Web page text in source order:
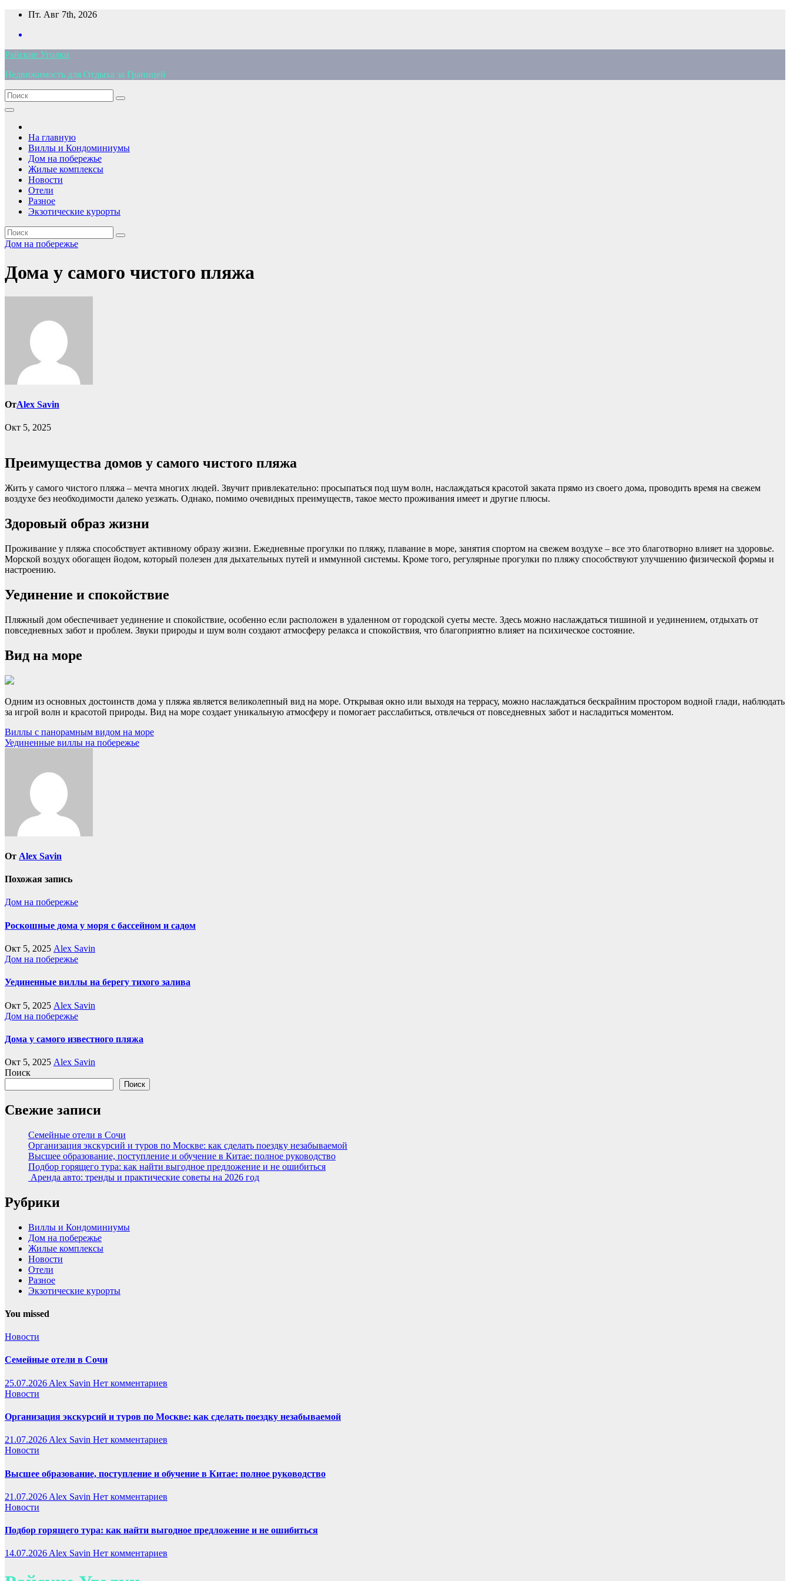
Перейти
содержимому
Пт. Авг 7th, 2026
Райские Уголки
Недвижимость для Отдыха за Границей
На главную
Виллы и Кондоминиумы
Дом на побережье
Жилые комплексы
Новости
Отели
Разное
Экзотические курорты
Дом на побережье
Дома у самого чистого пляжа
ОтAlex Savin
Окт 5, 2025
Преимущества домов у самого чистого пляжа
Жить у самого чистого пляжа – мечта многих людей. Звучит привлекательно: просыпаться под шум волн, наслаждаться красотой заката прямо из своего дома, проводить время на свежем
воздухе без необходимости далеко уезжать. Однако, помимо очевидных преимуществ, такое место проживания имеет и другие плюсы.
Здоровый образ жизни
Проживание у пляжа способствует активному образу жизни. Ежедневные прогулки по пляжу, плавание в море, занятия спортом на свежем воздухе – все это благотворно влияет на здоровье.
Морской воздух обогащен йодом, который полезен для дыхательных путей и иммунной системы. Кроме того, регулярные прогулки по пляжу способствуют улучшению физической формы и
настроению.
Уединение и спокойствие
Пляжный дом обеспечивает уединение и спокойствие, особенно если расположен в удаленном от городской суеты месте. Здесь можно наслаждаться тишиной и уединением, отдыхать от
повседневных забот и проблем. Звуки природы и шум волн создают атмосферу релакса и спокойствия, что благоприятно влияет на психическое состояние.
Вид на море
Одним из основных достоинств дома у пляжа является великолепный вид на море. Открывая окно или выходя на террасу, можно наслаждаться бескрайним простором водной глади, наблюдать
за игрой волн и красотой природы. Вид на море создает уникальную атмосферу и помогает расслабиться, отвлечься от повседневных забот и насладиться моментом.
Навигация
по
Виллы с панорамным видом на море
Уединенные виллы на побережье
От Alex Savin
Похожая запись
Дом на побережье
Роскошные дома у моря с бассейном и садом
Окт 5, 2025 Alex Savin
Дом на побережье
Уединенные виллы на берегу тихого залива
Окт 5, 2025 Alex Savin
Дом на побережье
Дома у самого известного пляжа
Окт 5, 2025 Alex Savin
Поиск
Поиск
Свежие записи
Семейные отели в Сочи
Организация экскурсий и туров по Москве: как сделать поездку незабываемой
Высшее образование, поступление и обучение в Китае: полное руководство
Подбор горящего тура: как найти выгодное предложение и не ошибиться
Аренда авто: тренды и практические советы на 2026 год
Рубрики
Виллы и Кондоминиумы
Дом на побережье
Жилые комплексы
Новости
Отели
Разное
Экзотические курорты
You missed
Новости
Семейные отели в Сочи
25.07.2026 Alex Savin Нет комментариев
Новости
Организация экскурсий и туров по Москве: как сделать поездку незабываемой
21.07.2026 Alex Savin Нет комментариев
Новости
Высшее образование, поступление и обучение в Китае: полное руководство
21.07.2026 Alex Savin Нет комментариев
Новости
Подбор горящего тура: как найти выгодное предложение и не ошибиться
14.07.2026 Alex Savin Нет комментариев